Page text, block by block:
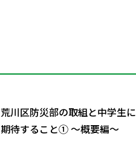
荒川区防災部の取組と中学生に
期待すること① ～概要編～